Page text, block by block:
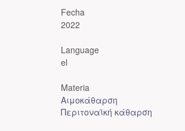
Fecha
2022
Language
el
Materia
Αιμοκάθαρση
Περιτοναϊκή κάθαρση